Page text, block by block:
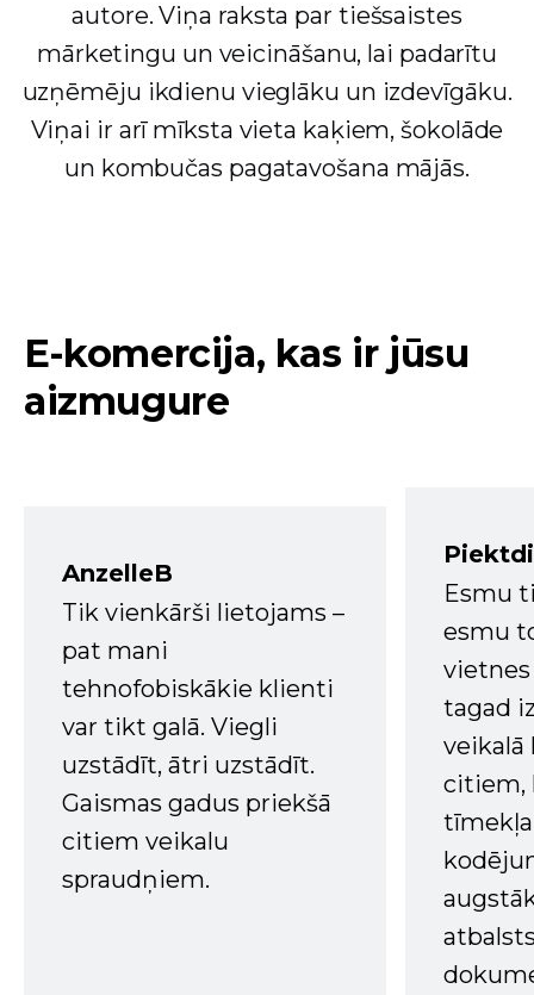
autore. Viņa raksta par tiešsaistes
mārketingu un veicināšanu, lai padarītu
uzņēmēju ikdienu vieglāku un izdevīgāku.
Viņai ir arī mīksta vieta kaķiem, šokolāde
un kombučas pagatavošana mājās.
E-komercija, kas ir jūsu
aizmugure
AnzelleB
Tik vienkārši lietojams –
pat mani
tehnofobiskākie klienti
var tikt galā. Viegli
uzstādīt, ātri uzstādīt.
Gaismas gadus priekšā
citiem veikalu
spraudņiem.
Esmu
esmu
tagad
veikalā
citiem,
tīmekļa